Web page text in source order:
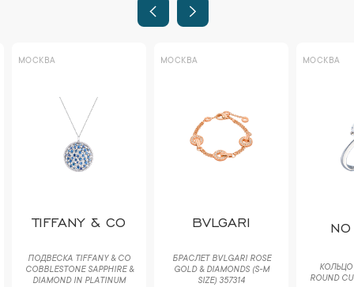
МОСКВА
TIFFANY & CO
ПОДВЕСКА TIFFANY & CO
COBBLESTONE SAPPHIRE &
DIAMOND IN PLATINUM
МОСКВА
BVLGARI
БРАСЛЕТ BVLGARI ROSE
GOLD & DIAMONDS (S-M
SIZE) 357314
МОСКВА
КОЛЬЦО
ROUND